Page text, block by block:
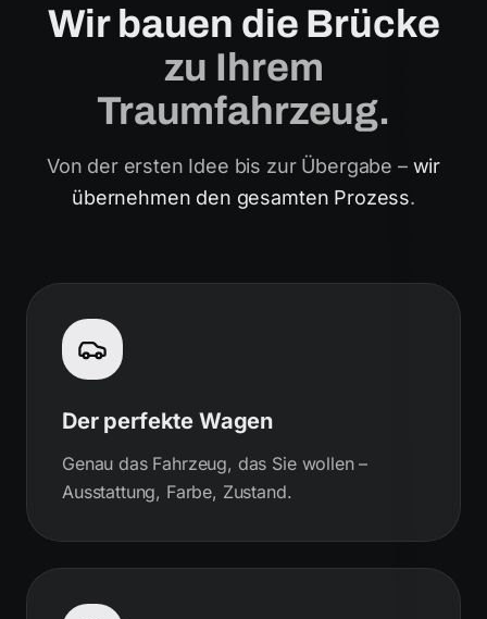
Wir bauen die Brücke
zu Ihrem
Traumfahrzeug.
Von der ersten Idee bis zur Übergabe – wir
übernehmen den gesamten Prozess.
Der perfekte Wagen
Genau das Fahrzeug, das Sie wollen –
Ausstattung, Farbe, Zustand.